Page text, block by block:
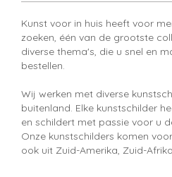
Kunst voor in huis heeft voor
zoeken, één van de grootste
diverse thema's, die u snel en
bestellen.
Wij werken met diverse
buitenland. Elke kunstschilder
en schildert met passie voor u
Onze kunstschilders komen
ook uit Zuid-Amerika, Zuid-